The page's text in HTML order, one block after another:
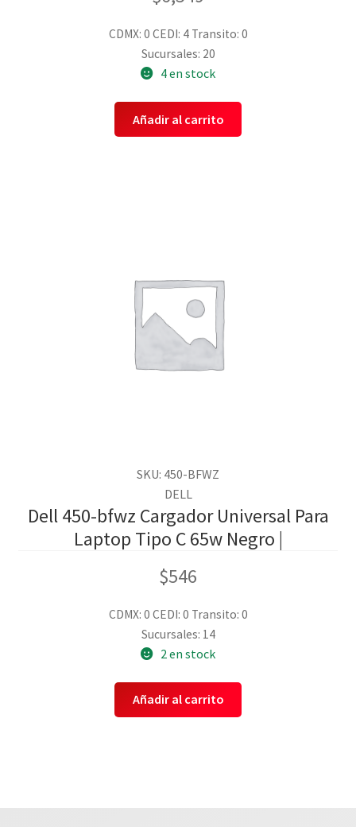
CDMX: 0 CEDI: 4 Transito: 0
Sucursales: 20
4 en stock
Añadir al carrito
SKU: 450-BFWZ
DELL
Dell 450-bfwz Cargador Universal Para
Laptop Tipo C 65w Negro |
$546
CDMX: 0 CEDI: 0 Transito: 0
Sucursales: 14
2 en stock
Añadir al carrito